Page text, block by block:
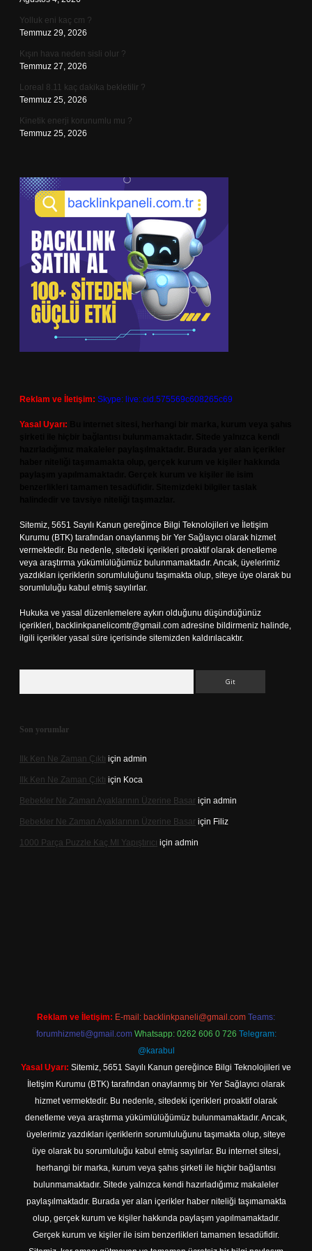
Yolluk eni kaç cm ?
Temmuz 29, 2026
Kışın hava neden sisli olur ?
Temmuz 27, 2026
Loreal 8.11 kaç dakika bekletilir ?
Temmuz 25, 2026
Kinetik enerji korunumlu mu ?
Temmuz 25, 2026
Reklam ve İletişim: Skype: live:.cid.575569c608265c69
Yasal Uyarı:
Sitemiz, 5651 Sayılı Kanun gereğince Bilgi Teknolojileri ve İletişim
Kurumu (BTK) tarafından onaylanmış bir Yer Sağlayıcı olarak hizmet
vermektedir. Bu nedenle, sitedeki içerikleri proaktif olarak denetleme
veya araştırma yükümlülüğümüz bulunmamaktadır. Ancak, üyelerimiz
yazdıkları içeriklerin sorumluluğunu taşımakta olup, siteye üye olarak bu
sorumluluğu kabul etmiş sayılırlar.
Hukuka ve yasal düzenlemelere aykırı olduğunu düşündüğünüz
içerikleri, backlinkpanelicomtr@gmail.com adresine bildirmeniz halinde,
ilgili içerikler yasal süre içerisinde sitemizden kaldırılacaktır.
Son yorumlar
Ilk Ken Ne Zaman Çıktı için admin
Ilk Ken Ne Zaman Çıktı için Koca
Bebekler Ne Zaman Ayaklarının Üzerine Basar için admin
Bebekler Ne Zaman Ayaklarının Üzerine Basar için Filiz
1000 Parça Puzzle Kaç Ml Yapıştırıcı için admin
Reklam ve İletişim: E-mail: backlinkpaneli@gmail.com Teams:
forumhizmeti@gmail.com Whatsapp: 0262 606 0 726 Telegram:
@karabul
Yasal Uyarı: Sitemiz, 5651 Sayılı Kanun gereğince Bilgi Teknolojileri ve
İletişim Kurumu (BTK) tarafından onaylanmış bir Yer Sağlayıcı olarak
hizmet vermektedir. Bu nedenle, sitedeki içerikleri proaktif olarak
denetleme veya araştırma yükümlülüğümüz bulunmamaktadır. Ancak,
üyelerimiz yazdıkları içeriklerin sorumluluğunu taşımakta olup, siteye
üye olarak bu sorumluluğu kabul etmiş sayılırlar. Bu internet sitesi,
herhangi bir marka, kurum veya şahıs şirketi ile hiçbir bağlantısı
bulunmamaktadır. Sitede yalnızca kendi hazırladığımız makaleler
paylaşılmaktadır. Burada yer alan içerikler haber niteliği taşımamakta
olup, gerçek kurum ve kişiler hakkında paylaşım yapılmamaktadır.
Gerçek kurum ve kişiler ile isim benzerlikleri tamamen tesadüfidir.